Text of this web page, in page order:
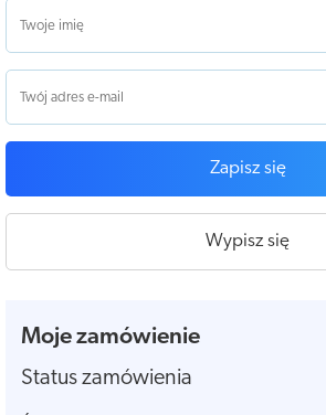
Zapisz się
Wypisz się
Moje zamówienie
Status zamówienia